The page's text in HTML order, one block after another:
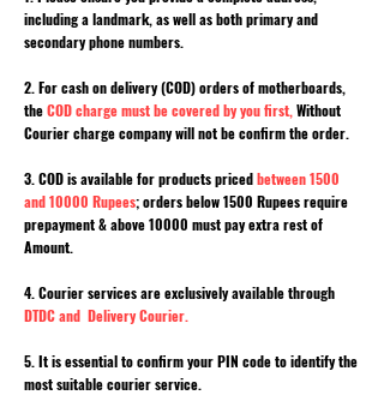
including a landmark, as well as both primary and
secondary phone numbers.
2. For cash on delivery (COD) orders of motherboards,
theCOD charge must be covered by you first, Without
Courier charge company will not be confirm the order.
3. COD is available for products pricedbetween 1500
and 10000 Rupees; orders below 1500 Rupees require
prepayment & above 10000 must pay extra rest of
Amount.
4. Courier services are exclusively available through
DTDC and Delivery Courier.
5. It is essential to confirm your PIN code to identify the
most suitable courier service.